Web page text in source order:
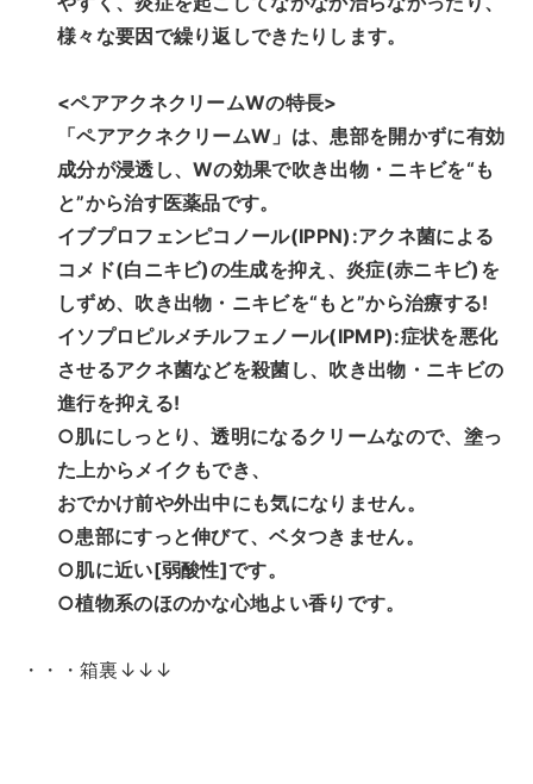
様々な要因で繰り返しできたりします。
<ペアアクネクリームWの特長>
「ペアアクネクリームW」は、患部を開かずに有効
成分が浸透し、Wの効果で吹き出物・ニキビを“も
と”から治す医薬品です。
イブプロフェンピコノール(IPPN):アクネ菌による
コメド(白ニキビ)の生成を抑え、炎症(赤ニキビ)を
しずめ、吹き出物・ニキビを“もと”から治療する!
イソプロピルメチルフェノール(IPMP):症状を悪化
させるアクネ菌などを殺菌し、吹き出物・ニキビの
進行を抑える!
○肌にしっとり、透明になるクリームなので、塗っ
た上からメイクもでき、
おでかけ前や外出中にも気になりません。
○患部にすっと伸びて、ベタつきません。
○肌に近い[弱酸性]です。
○植物系のほのかな心地よい香りです。
・・・箱裏↓↓↓